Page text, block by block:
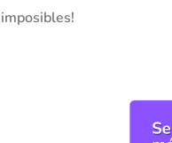
imposibles!